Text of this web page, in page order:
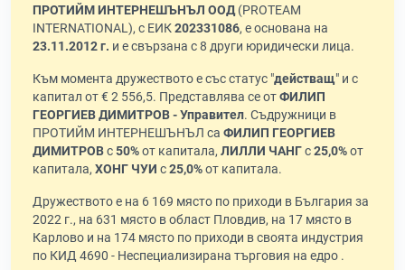
ПРОТИЙМ ИНТЕРНЕШЪНЪЛ ООД(PROTEAM
INTERNATIONAL), с ЕИК202331086, е основана на
23.11.2012 г. и е свързана с 8 други юридически лица.
Към момента дружеството е със статус "действащ" и с
капитал от € 2 556,5. Представлява се отФИЛИП
ГЕОРГИЕВ ДИМИТРОВ - Управител. Съдружници в
ПРОТИЙМ ИНТЕРНЕШЪНЪЛ са ФИЛИП ГЕОРГИЕВ
ДИМИТРОВс50%от капитала, ЛИЛЛИ ЧАНГс25,0%от
капитала, ХОНГ ЧУИ с25,0%от капитала.
Дружеството е на 6 169 място по приходи в България за
2022 г., на 631 място в област Пловдив, на 17 място в
Карлово и на 174 място по приходи в своята индустрия
по КИД 4690 - Неспециализирана търговия на едро .